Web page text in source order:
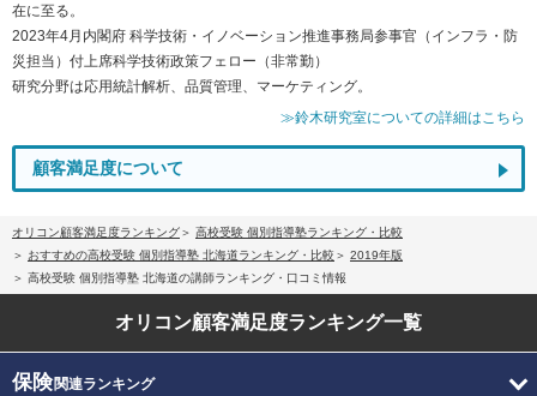
在に至る。
2023年4月内閣府 科学技術・イノベーション推進事務局参事官（インフラ・防
災担当）付上席科学技術政策フェロー（非常勤）
研究分野は応用統計解析、品質管理、マーケティング。
≫鈴木研究室についての詳細はこちら
顧客満足度について
オリコン顧客満足度ランキング
高校受験 個別指導塾ランキング・比較
おすすめの高校受験 個別指導塾 北海道ランキング・比較
2019年版
高校受験 個別指導塾 北海道の講師ランキング・口コミ情報
オリコン顧客満足度ランキング一覧
保険関連ランキング